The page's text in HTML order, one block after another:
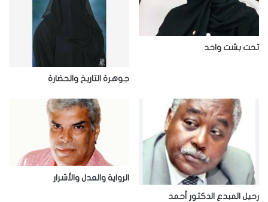
ل
ر
تحت بشت واحد
جوهرة التاريخ والحضارة
رحيل المبدع الدكتور أحمد
الرواية والعدل والأشرار